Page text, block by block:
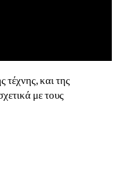
τέχνης, και της
με τους